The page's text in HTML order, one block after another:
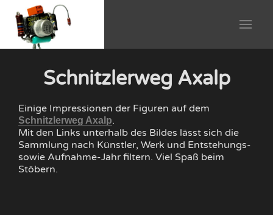
Schnitzlerweg Axalp
Einige Impressionen der Figuren auf dem
Schnitzlerweg Axalp.
Mit den Links unterhalb des Bildes lässt sich die
Sammlung nach Künstler, Werk und Entstehungs-
sowie Aufnahme-Jahr filtern. Viel Spaß beim
Stöbern.